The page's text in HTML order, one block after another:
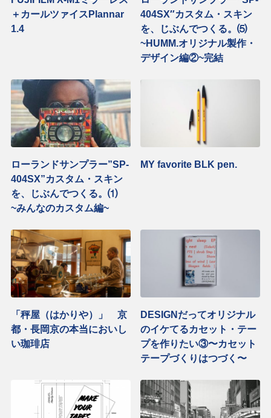
＋カールツァイスPlannar
1.4
404SX″カスタム・スキン
を、じぶんでつくる。⑸
~HUMM.オリジナル製作・
デザイン編②~完結
ローランドサンプラー”SP-
404SX”カスタム・スキン
を、じぶんでつくる。⑴
~みんなのカスタム編~
MY favorite BLK pen.
「秤屋（はかりや）」 京
都・長岡京の本当においし
い珈琲店
DESIGNだってオリジナル
のイケてるカセット・テー
プを作りたい③〜カセット
テープづくりはつづく〜